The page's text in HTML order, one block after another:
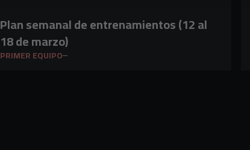
Plan semanal de entrenamientos (12 al
18 de marzo)
PRIMER EQUIPO